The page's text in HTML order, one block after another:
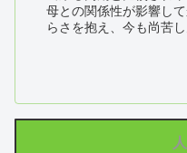
母との関係性が影響し
らさを抱え、今も尚苦し